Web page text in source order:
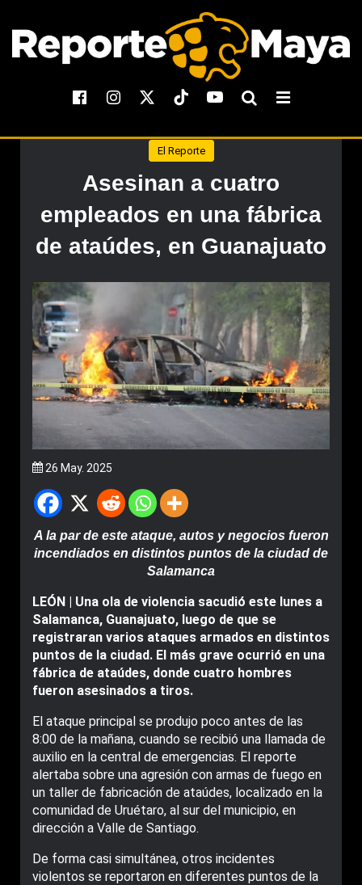
El Reporte
Asesinan a cuatro
empleados en una fábrica
de ataúdes, en Guanajuato
26 May. 2025
A la par de este ataque, autos y negocios fueron
incendiados en distintos puntos de la ciudad de
Salamanca
LEÓN | Una ola de violencia sacudió este lunes a
Salamanca, Guanajuato, luego de que se
registraran varios ataques armados en distintos
puntos de la ciudad. El más grave ocurrió en una
fábrica de ataúdes, donde cuatro hombres
fueron asesinados a tiros.
El ataque principal se produjo poco antes de las
8:00 de la mañana, cuando se recibió una llamada de
auxilio en la central de emergencias. El reporte
alertaba sobre una agresión con armas de fuego en
un taller de fabricación de ataúdes, localizado en la
comunidad de Uruétaro, al sur del municipio, en
dirección a Valle de Santiago.
De forma casi simultánea, otros incidentes
violentos se reportaron en diferentes puntos de la